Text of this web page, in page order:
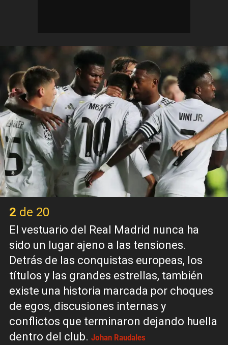
2 de 20
El vestuario del Real Madrid nunca ha
sido un lugar ajeno a las tensiones.
Detrás de las conquistas europeas, los
títulos y las grandes estrellas, también
existe una historia marcada por choques
de egos, discusiones internas y
conflictos que terminaron dejando huella
dentro del club. Johan Raudales